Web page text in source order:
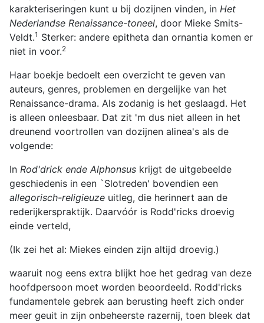
karakteriseringen kunt u bij dozijnen vinden, in Het
Nederlandse Renaissance-toneel, door Mieke Smits-
Veldt.1 Sterker: andere epitheta dan ornantia komen er
niet in voor.2
Haar boekje bedoelt een overzicht te geven van
auteurs, genres, problemen en dergelijke van het
Renaissance-drama. Als zodanig is het geslaagd. Het
is alleen onleesbaar. Dat zit 'm dus niet alleen in het
dreunend voortrollen van dozijnen alinea's als de
volgende:
In Rod'drick ende Alphonsus krijgt de uitgebeelde
geschiedenis in een `Slotreden' bovendien een
allegorisch-religieuze uitleg, die herinnert aan de
rederijkerspraktijk. Daarvóór is Rodd'ricks droevig
einde verteld,
(Ik zei het al: Miekes einden zijn altijd droevig.)
waaruit nog eens extra blijkt hoe het gedrag van deze
hoofdpersoon moet worden beoordeeld. Rodd'ricks
fundamentele gebrek aan berusting heeft zich onder
meer geuit in zijn onbeheerste razernij, toen bleek dat